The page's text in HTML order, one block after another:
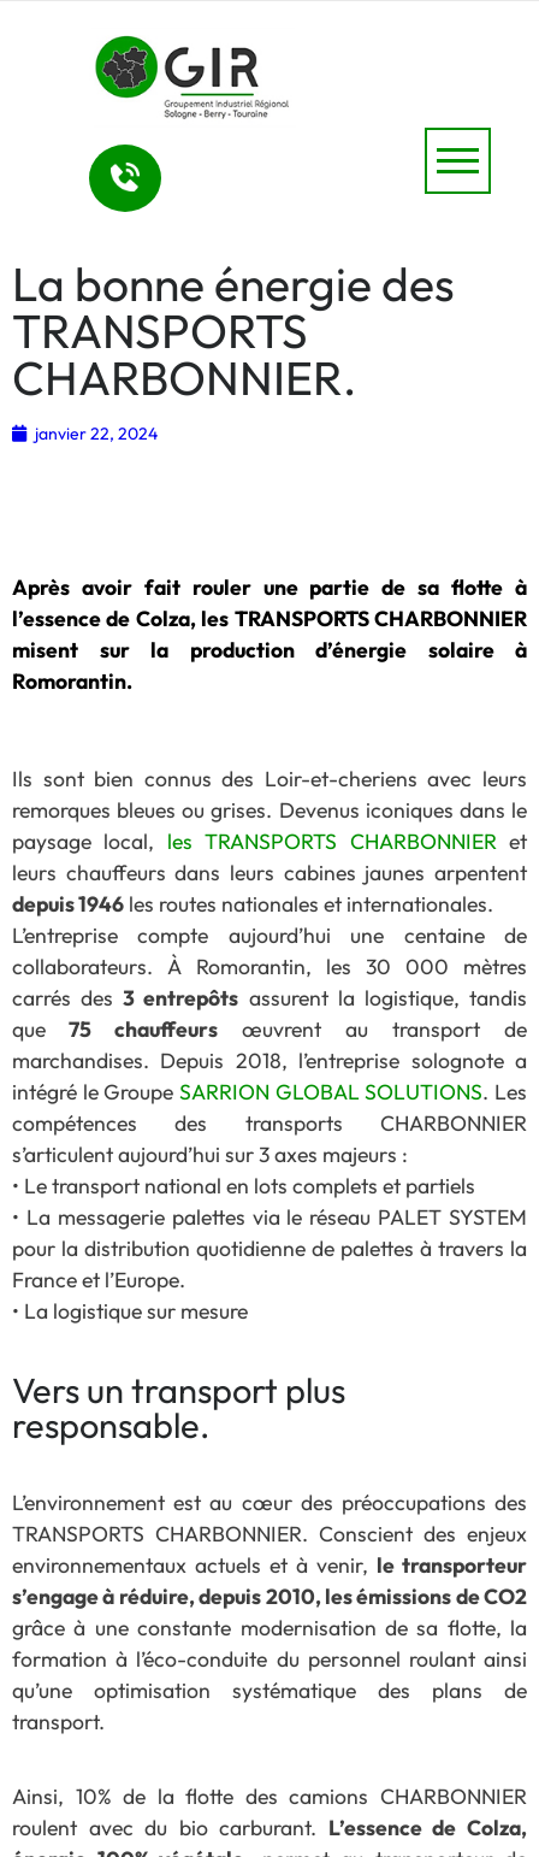
La bonne énergie des
TRANSPORTS
CHARBONNIER.
janvier 22, 2024
Après avoir fait rouler une partie de sa flotte à
l’essence de Colza, les TRANSPORTS CHARBONNIER
misent sur la production d’énergie solaire à
Romorantin.
Ils sont bien connus des Loir-et-cheriens avec leurs
remorques bleues ou grises. Devenus iconiques dans le
paysage local, les TRANSPORTS CHARBONNIERet
leurs chauffeurs dans leurs cabines jaunes arpentent
depuis 1946 les routes nationales et internationales.
L’entreprise compte aujourd’hui une centaine de
collaborateurs. À Romorantin, les 30 000 mètres
carrés des3 entrepôts assurent la logistique, tandis
que 75 chauffeurs œuvrent au transport de
marchandises. Depuis 2018, l’entreprise solognote a
intégré le Groupe SARRION GLOBAL SOLUTIONS. Les
compétences des transports CHARBONNIER
s’articulent aujourd’hui sur 3 axes majeurs :
• Le transport national en lots complets et partiels
• La messagerie palettes via le réseau PALET SYSTEM
pour la distribution quotidienne de palettes à travers la
France et l’Europe.
• La logistique sur mesure
Vers un transport plus
responsable.
L’environnement est au cœur des préoccupations des
TRANSPORTS CHARBONNIER. Conscient des enjeux
environnementaux actuels et à venir, le transporteur
s’engage à réduire, depuis 2010, les émissions de CO2
grâce à une constante modernisation de sa flotte, la
formation à l’éco-conduite du personnel roulant ainsi
qu’une optimisation systématique des plans de
transport.
Ainsi, 10% de la flotte des camions CHARBONNIER
roulent avec du bio carburant. L’essence de Colza,